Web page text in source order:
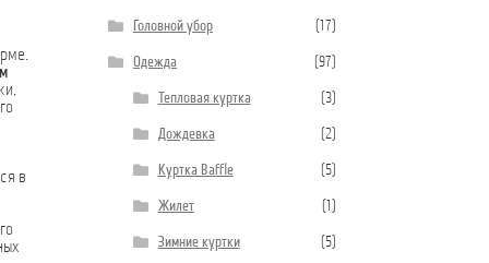
в
Головной убор (17)
Одежда (97)
Тепловая куртка (3)
Дождевка (2)
Куртка Baffle (5)
Жилет
Зимние куртки (5)